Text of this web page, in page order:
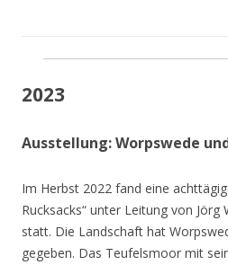
2023
Ausstellung: Worpswede
Im Herbst 2022 fand eine
Rucksacks“ unter Leitung von Jörg
statt. Die Landschaft hat
gegeben. Das Teufelsmoor mit